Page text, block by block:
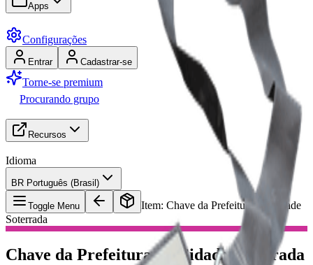
Apps
Configurações
Entrar Cadastrar-se
Torne-se premium
Procurando grupo
Recursos
Idioma
BR Português (Brasil)
Toggle Menu Item: Chave da Prefeitura da Cidade
Soterrada
Chave da Prefeitura da Cidade Soterrada